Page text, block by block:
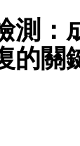
測：
的關